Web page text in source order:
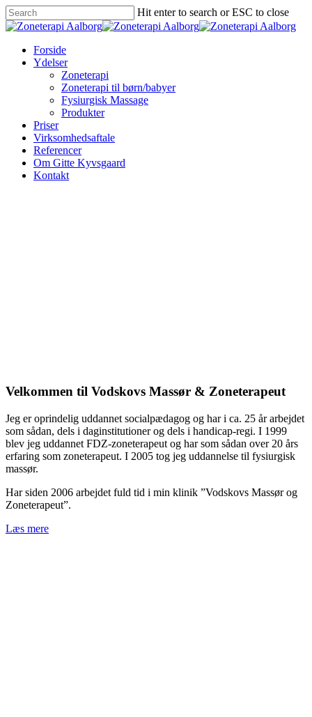
Hit enter to search or ESC to close
Forside
Ydelser
Zoneterapi
Zoneterapi til børn/babyer
Fysiurgisk Massage
Produkter
Priser
Virksomhedsaftale
Referencer
Om Gitte Kyvsgaard
Kontakt
Velkommen til Vodskovs Massør & Zoneterapeut
Jeg er oprindelig uddannet socialpædagog og har i ca. 25 år arbejdet
som sådan, dels i daginstitutioner og dels i handicap-regi. I 1999
blev jeg uddannet FDZ-zoneterapeut og har som sådan over 20 års
erfaring som zoneterapeut. I 2005 tog jeg uddannelse til fysiurgisk
massør.
Har siden 2006 arbejdet fuld tid i min klinik ”Vodskovs Massør og
Zoneterapeut”.
Læs mere